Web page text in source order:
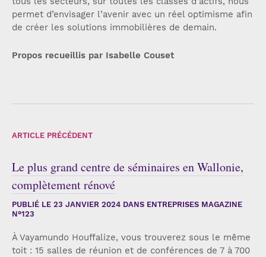
permet d’envisager l’avenir avec un réel optimisme afin
de créer les solutions immobilières de demain.
Propos recueillis par Isabelle Couset
ARTICLE PRÉCÉDENT
Le plus grand centre de séminaires en Wallonie,
complètement rénové
PUBLIÉ LE 23 JANVIER 2024 DANS ENTREPRISES MAGAZINE
N°123
À Vayamundo Houffalize, vous trouverez sous le même
toit : 15 salles de réunion et de conférences de 7 à 700